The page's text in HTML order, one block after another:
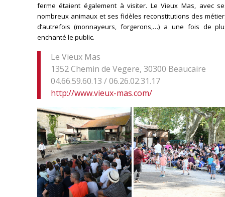
ferme étaient également à visiter. Le Vieux Mas, avec
nombreux animaux et ses fidèles reconstitutions des
d’autrefois (monnayeurs, forgerons,…) a une fois de
enchanté le public.
Le Vieux Mas
1352 Chemin de Vegere, 30300 Beaucaire
04.66.59.60.13 / 06.26.02.31.17
http://www.vieux-mas.com/